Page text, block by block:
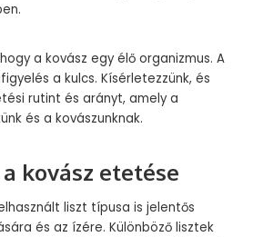
a kovász egy élő organizmus. A
a kulcs. Kísérletezzünk, és
rutint és arányt, amely a
és a kovászunknak.
kovász etetése
liszt típusa is jelentős
és az ízére. Különböző lisztek